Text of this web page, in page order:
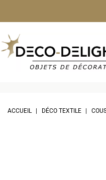
ACCUEIL DÉCO TEXTILE